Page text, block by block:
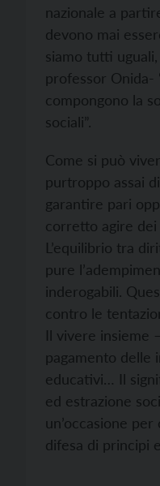
nazionale a
devono mai
siamo tutti
professor Onida-
compongono la
sociali”.
Come si può
purtroppo assai
garantire pari
corretto agire dei
L’equilibrio tra
pure
inderogabili.
contro le
Il vivere insieme
pagamento delle
educativi… Il
ed estrazione
un’occasione
difesa di principi